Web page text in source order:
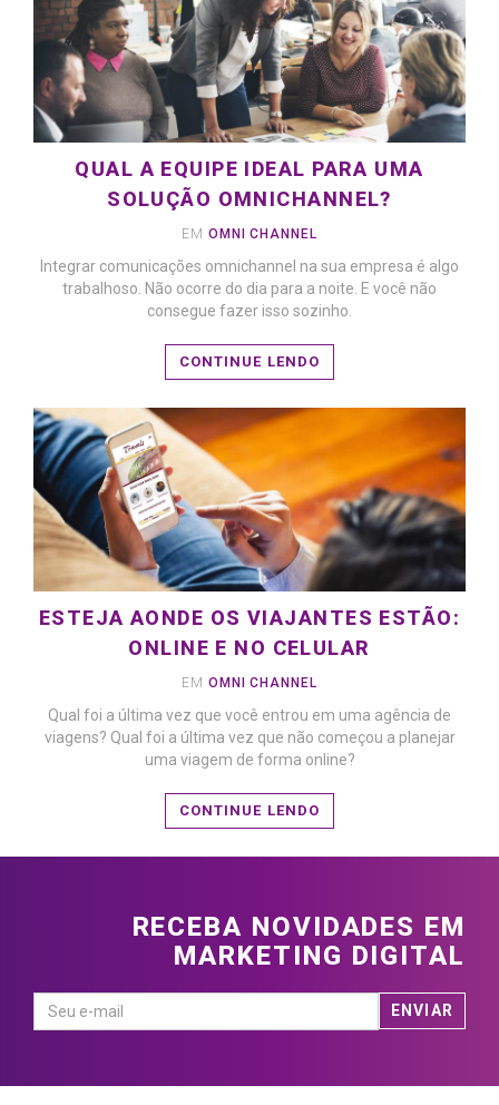
QUAL A EQUIPE IDEAL PARA UMA
SOLUÇÃO OMNICHANNEL?
EM OMNI CHANNEL
Integrar comunicações omnichannel na sua empresa é algo
trabalhoso. Não ocorre do dia para a noite. E você não
consegue fazer isso sozinho.
CONTINUE LENDO
LEIA MAIS
ESTEJA AONDE OS VIAJANTES ESTÃO:
ONLINE E NO CELULAR
EM OMNI CHANNEL
Qual foi a última vez que você entrou em uma agência de
viagens? Qual foi a última vez que não começou a planejar
uma viagem de forma online?
CONTINUE LENDO
RECEBA NOVIDADES EM
MARKETING DIGITAL